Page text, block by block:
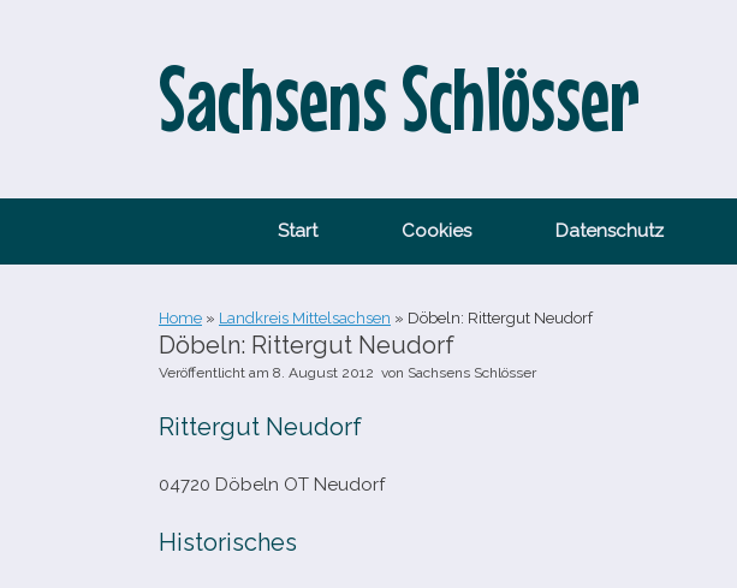
Sachsens Schlösser
Start Cookies Datenschutz
Home » Landkreis Mittelsachsen » Döbeln: Rittergut Neudorf
Döbeln: Rittergut Neudorf
Veröffentlicht am 8. August 2012 von Sachsens Schlösser
Rittergut Neudorf
04720 Döbeln OT Neudorf
Historisches